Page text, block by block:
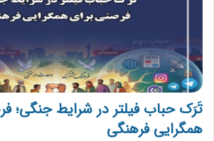
تَرَک حباب فیلتر در شرایط جنگی؛
همگرایی فرهنگی